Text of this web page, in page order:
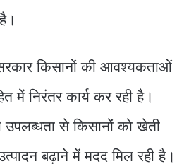
किसानों की आवश्यकताओं
में निरंतर कार्य कर रही है।
से किसानों को खेती
बढ़ाने में मदद मिल रही है।